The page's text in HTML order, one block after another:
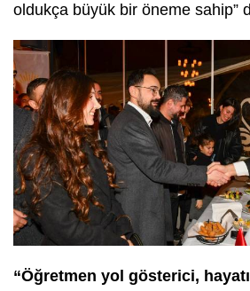
oldukça büyük bir öneme sahip”
“Öğretmen yol gösterici,